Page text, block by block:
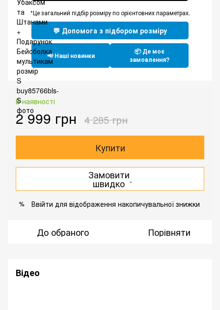
*Це загальний підбір розміру по орієнтовних параметрах.
💬 Допомога з підбором розміру
📢 Наші новинки
📦 Де моє
замовлення?
В наявності
2 999 грн 4 285 грн
Купити
Замовити
швидко .
% Ввійти для відображення накопичувальної знижки
До обраного Порівняти
Відео